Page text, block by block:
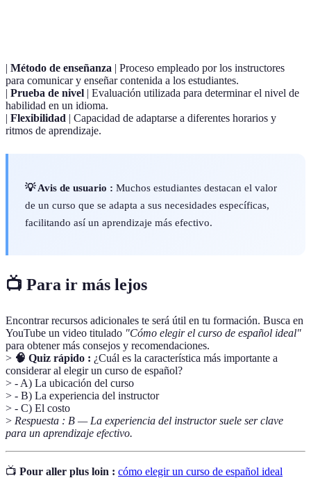
| Método de enseñanza | Proceso empleado por los instructores
para comunicar y enseñar contenida a los estudiantes.
| Prueba de nivel | Evaluación utilizada para determinar el nivel de
habilidad en un idioma.
| Flexibilidad | Capacidad de adaptarse a diferentes horarios y
ritmos de aprendizaje.
💡 Avis de usuario : Muchos estudiantes destacan el valor
de un curso que se adapta a sus necesidades específicas,
facilitando así un aprendizaje más efectivo.
📺 Para ir más lejos
Encontrar recursos adicionales te será útil en tu formación. Busca en
YouTube un video titulado "Cómo elegir el curso de español ideal"
para obtener más consejos y recomendaciones.
> 🧠 Quiz rápido : ¿Cuál es la característica más importante a
considerar al elegir un curso de español?
> - A) La ubicación del curso
> - B) La experiencia del instructor
> - C) El costo
> Respuesta : B — La experiencia del instructor suele ser clave
para un aprendizaje efectivo.
📺 Pour aller plus loin : cómo elegir un curso de español ideal